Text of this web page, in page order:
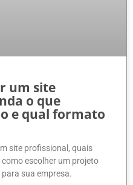
um site
o que
e qual formato
site profissional, quais
escolher um projeto
sua empresa.